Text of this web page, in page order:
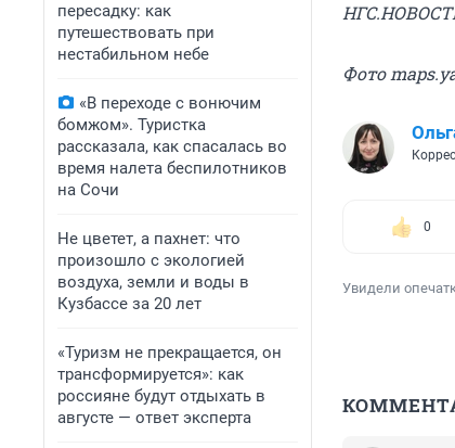
пересадку: как
путешествовать при
нестабильном небе
«В переходе с вонючим
бомжом». Туристка
рассказала, как спасалась во
время налета беспилотников
на Сочи
Не цветет, а пахнет: что
произошло с экологией
воздуха, земли и воды в
Кузбассе за 20 лет
«Туризм не прекращается, он
трансформируется»: как
россияне будут отдыхать в
августе — ответ эксперта
Фото
0
Увидели